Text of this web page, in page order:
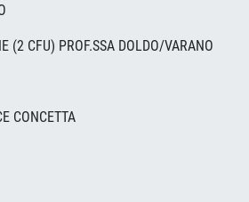
(2 CFU) PROF.SSA DOLDO/VARANO
CONCETTA